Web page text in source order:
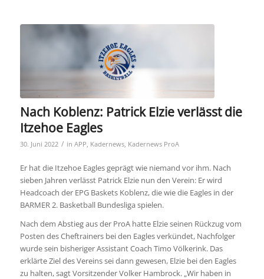
Nach Koblenz: Patrick Elzie verlässt die
Itzehoe Eagles
30. Juni 2022 / in APP, Kadernews, Kadernews ProA
Er hat die Itzehoe Eagles geprägt wie niemand vor ihm. Nach
sieben Jahren verlässt Patrick Elzie nun den Verein: Er wird
Headcoach der EPG Baskets Koblenz, die wie die Eagles in der
BARMER 2. Basketball Bundesliga spielen.
Nach dem Abstieg aus der ProA hatte Elzie seinen Rückzug vom
Posten des Cheftrainers bei den Eagles verkündet, Nachfolger
wurde sein bisheriger Assistant Coach Timo Völkerink. Das
erklärte Ziel des Vereins sei dann gewesen, Elzie bei den Eagles
zu halten, sagt Vorsitzender Volker Hambrock. „Wir haben in